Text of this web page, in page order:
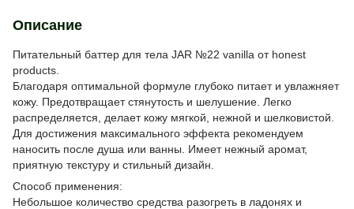
Описание
Питательный баттер для тела JAR №22 vanilla от honest
products.
Благодаря оптимальной формуле глубоко питает и увлажняет
кожу. Предотвращает стянутость и шелушение. Легко
распределяется, делает кожу мягкой, нежной и шелковистой.
Для достижения максимального эффекта рекомендуем
наносить после душа или ванны. Имеет нежный аромат,
приятную текстуру и стильный дизайн.
Способ применения:
Небольшое количество средства разогреть в ладонях и